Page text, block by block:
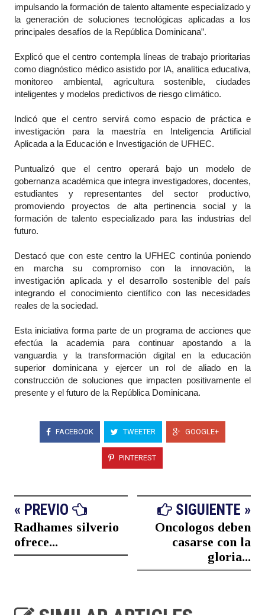
impulsando la formación de talento altamente especializado y
la generación de soluciones tecnológicas aplicadas a los
principales desafíos de la República Dominicana”.
Explicó que el centro contempla líneas de trabajo prioritarias
como diagnóstico médico asistido por IA, analítica educativa,
monitoreo ambiental, agricultura sostenible, ciudades
inteligentes y modelos predictivos de riesgo climático.
Indicó que el centro servirá como espacio de práctica e
investigación para la maestría en Inteligencia Artificial
Aplicada a la Educación e Investigación de UFHEC.
Puntualizó que el centro operará bajo un modelo de
gobernanza académica que integra investigadores, docentes,
estudiantes y representantes del sector productivo,
promoviendo proyectos de alta pertinencia social y la
formación de talento especializado para las industrias del
futuro.
Destacó que con este centro la UFHEC continúa poniendo
en marcha su compromiso con la innovación, la
investigación aplicada y el desarrollo sostenible del país
integrando el conocimiento científico con las necesidades
reales de la sociedad.
Esta iniciativa forma parte de un programa de acciones que
efectúa la academia para continuar apostando a la
vanguardia y la transformación digital en la educación
superior dominicana y ejercer un rol de aliado en la
construcción de soluciones que impacten positivamente el
presente y el futuro de la República Dominicana.
FACEBOOK TWEETER GOOGLE+
PINTEREST
« PREVIO
Radhames silverio
ofrece...
SIGUIENTE »
Oncologos deben
casarse con la
gloria...